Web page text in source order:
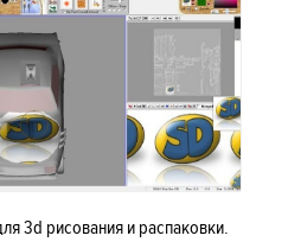
3d рисования и распаковки.